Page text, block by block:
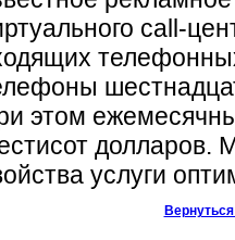
call-
этом
долларов.
услуги